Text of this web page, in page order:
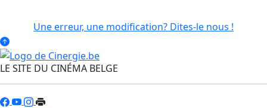
Une erreur, une modification? Dites-le nous !
LE SITE DU CINÉMA BELGE